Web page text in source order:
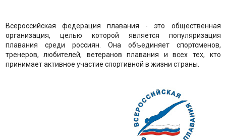
Всероссийская федерация плавания - это общественная
организация, целью которой является популяризация
плавания среди россиян. Она объединяет спортсменов,
тренеров, любителей, ветеранов плавания и всех тех, кто
принимает активное участие спортивной в жизни страны.